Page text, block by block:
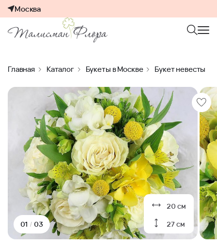
Москва
Главная Каталог Букеты в Москве Букет невесты
20 см
27 см
01 / 03